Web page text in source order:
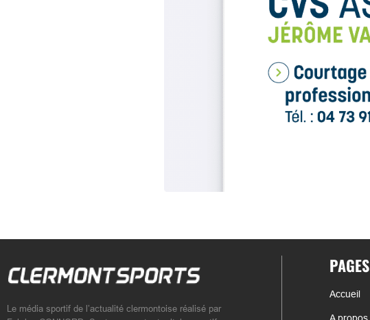
Le média sportif de l’actualité clermontoise réalisé par
PAGES
Accueil
A propos